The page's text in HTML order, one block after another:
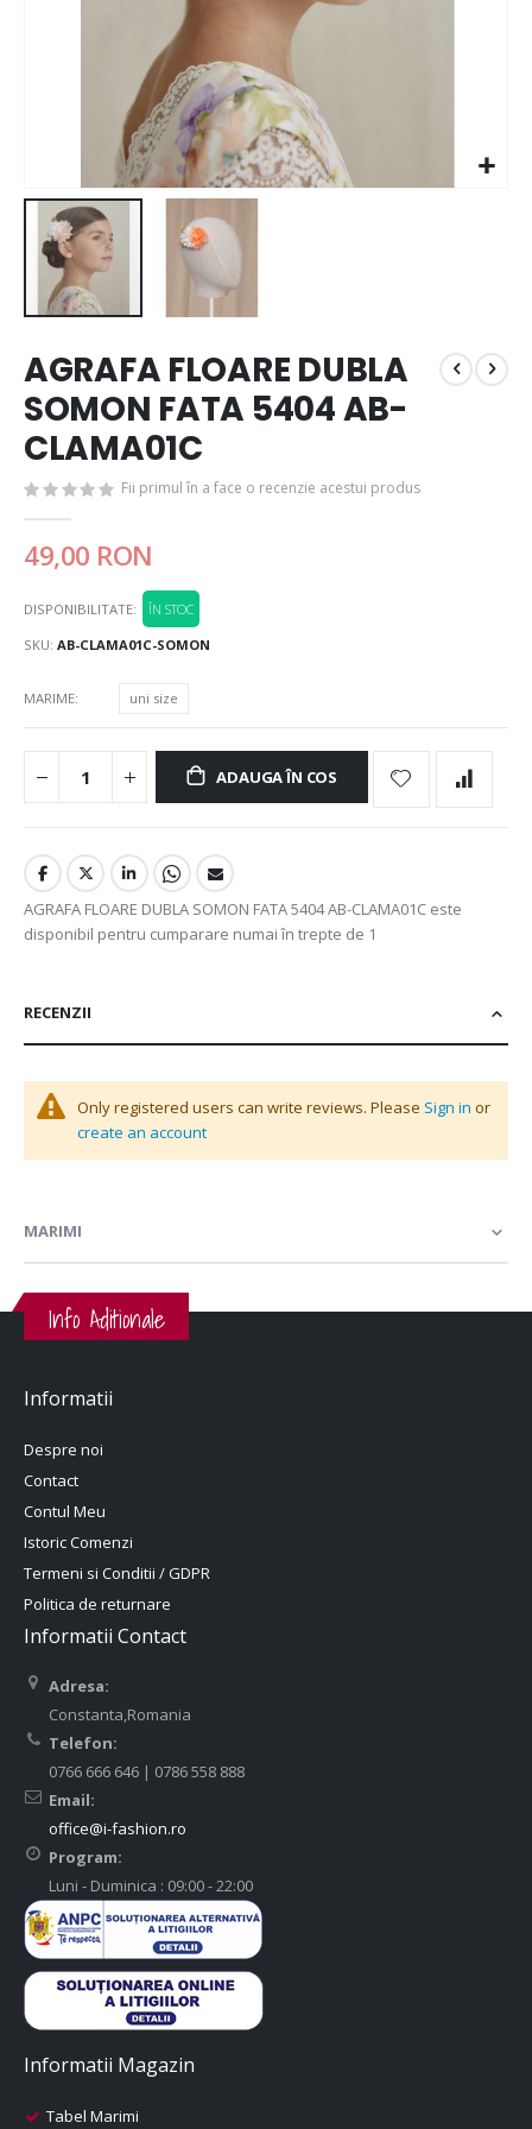
AGRAFA FLOARE DUBLA
SOMON FATA 5404 AB-
CLAMA01C
Fii primul în a face o recenzie acestui produs
49,00 RON
DISPONIBILITATE:
ÎN STOC
SKU AB-CLAMA01C-SOMON
MARIME uni size
ADAUGA ÎN COS
AGRAFA FLOARE DUBLA SOMON FATA 5404 AB-CLAMA01C este
disponibil pentru cumparare numai în trepte de 1
RECENZII
Only registered users can write reviews. Please Sign in or
create an account
MARIMI
Info Aditionale
Informatii
Despre noi
Contact
Contul Meu
Istoric Comenzi
Termeni si Conditii / GDPR
Politica de returnare
Informatii Contact
Adresa:
Constanta,Romania
Telefon:
0766 666 646 | 0786 558 888
Email:
office@i-fashion.ro
Program:
Luni - Duminica : 09:00 - 22:00
Informatii Magazin
Tabel Marimi